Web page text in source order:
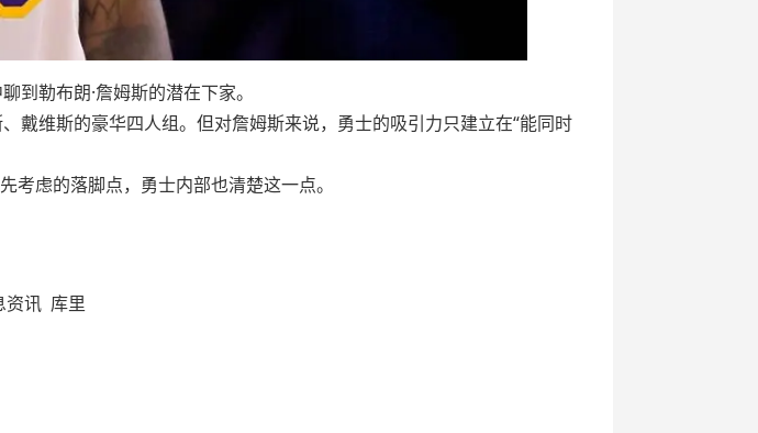
勒布朗·詹姆斯的潜在下家。
戴维斯的豪华四人组。但对詹姆斯来说，勇士的吸引力只建立在“能同时
虑的落脚点，勇士内部也清楚这一点。
资讯 库里